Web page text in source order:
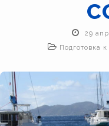
29
Подготовка к